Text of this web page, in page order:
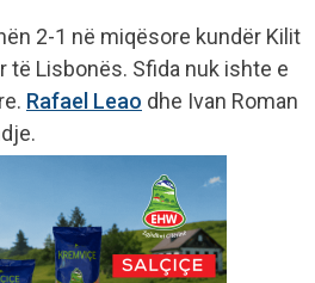
2-1 në miqësore kundër Kilit
të Lisbonës. Sfida nuk ishte e
Rafael Leao dhe Ivan Roman